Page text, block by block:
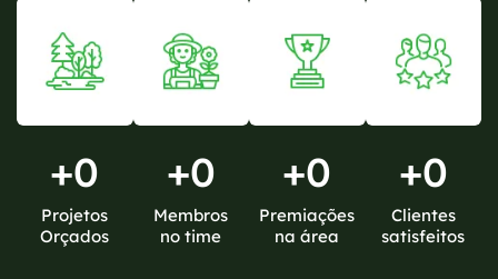
+0
Projetos
Orçados
+0
Membros
no time
+0
Premiações
na área
+0
Clientes
satisfeitos